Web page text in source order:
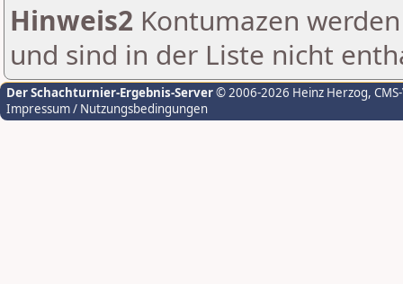
Hinweis2 Kontumazen
und sind in der Liste nicht
Der Schachturnier-Ergebnis-Server© 2006-2026 Heinz Herzog,
Impressum / Nutzungsbedingungen